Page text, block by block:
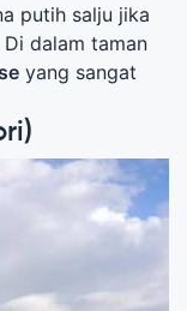
putih salju jika
dalam taman
yang sangat